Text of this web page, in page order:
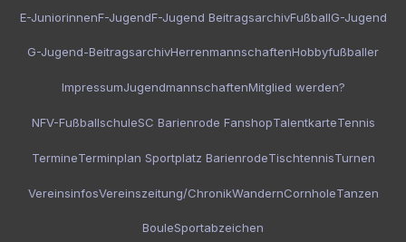
E-JuniorinnenF-JugendF-Jugend BeitragsarchivFußballG-Jugend
G-Jugend-BeitragsarchivHerrenmannschaftenHobbyfußballer
ImpressumJugendmannschaftenMitglied werden?
NFV-FußballschuleSC Barienrode FanshopTalentkarteTennis
TermineTerminplan Sportplatz BarienrodeTischtennisTurnen
VereinsinfosVereinszeitung/ChronikWandernCornholeTanzen
BouleSportabzeichen